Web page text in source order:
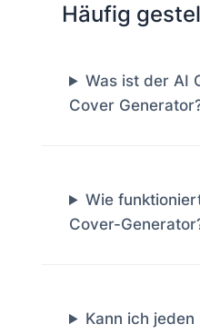
Häufig
Was ist der AI
Cover
Wie
Cover-
Kann ich jeden